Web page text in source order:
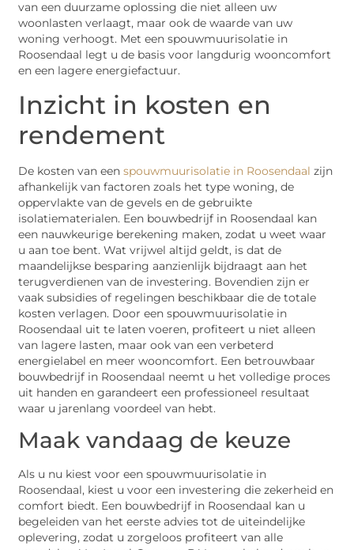
van een duurzame oplossing die niet alleen uw
woonlasten verlaagt, maar ook de waarde van uw
woning verhoogt. Met een spouwmuurisolatie in
Roosendaal legt u de basis voor langdurig wooncomfort
en een lagere energiefactuur.
Inzicht in kosten en
rendement
De kosten van eenspouwmuurisolatie in Roosendaal zijn
afhankelijk van factoren zoals het type woning, de
oppervlakte van de gevels en de gebruikte
isolatiematerialen. Een bouwbedrijf in Roosendaal kan
een nauwkeurige berekening maken, zodat u weet waar
u aan toe bent. Wat vrijwel altijd geldt, is dat de
maandelijkse besparing aanzienlijk bijdraagt aan het
terugverdienen van de investering. Bovendien zijn er
vaak subsidies of regelingen beschikbaar die de totale
kosten verlagen. Door een spouwmuurisolatie in
Roosendaal uit te laten voeren, profiteert u niet alleen
van lagere lasten, maar ook van een verbeterd
energielabel en meer wooncomfort. Een betrouwbaar
bouwbedrijf in Roosendaal neemt u het volledige proces
uit handen en garandeert een professioneel resultaat
waar u jarenlang voordeel van hebt.
Maak vandaag de keuze
Als u nu kiest voor een spouwmuurisolatie in
Roosendaal, kiest u voor een investering die zekerheid en
comfort biedt. Een bouwbedrijf in Roosendaal kan u
begeleiden van het eerste advies tot de uiteindelijke
oplevering, zodat u zorgeloos profiteert van alle